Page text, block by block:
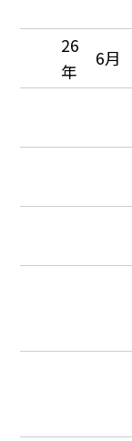
26
年
6月